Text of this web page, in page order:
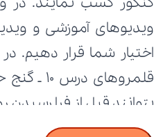
بتوانند قبل از فرا